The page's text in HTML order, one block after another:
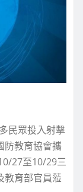
民眾投入射擊
防教育協會攜
27至10/29三
教育部官員蒞